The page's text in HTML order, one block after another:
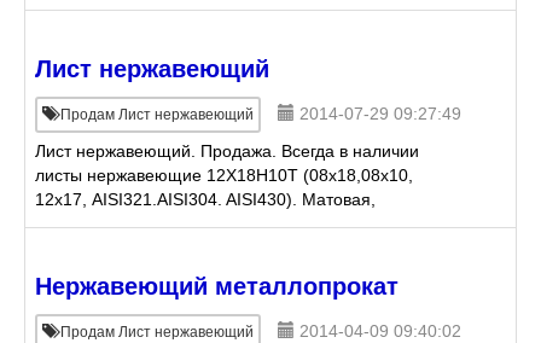
нашем складе в Уфе. Абдульманов Ринат
Лист нержавеющий
Продам Лист нержавеющий
2014-07-29 09:27:49
Лист нержавеющий. Продажа. Всегда в наличии
листы нержавеющие 12Х18Н10Т (08х18,08х10,
12х17, AISI321.AISI304. AISI430). Матовая,
зеркальная, шлифованная поверхность. Резка и
Нержавеющий металлопрокат
Продам Лист нержавеющий
2014-04-09 09:40:02